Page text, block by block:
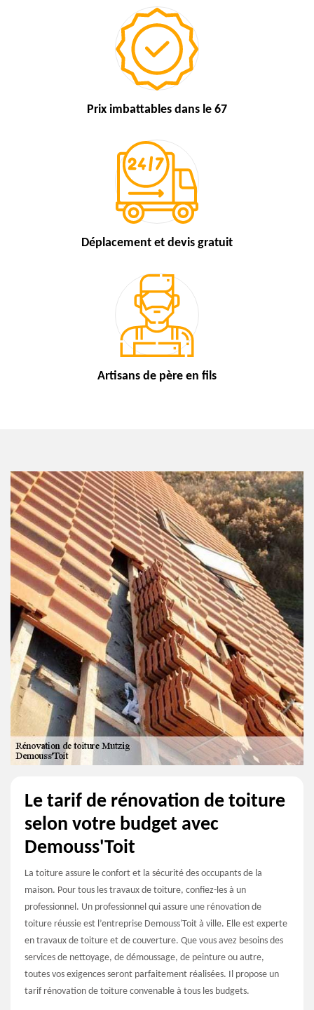
Prix imbattables dans le 67
Déplacement et devis gratuit
Artisans de père en fils
Le tarif de rénovation de toiture
selon votre budget avec
Demouss'Toit
La toiture assure le confort et la sécurité des occupants de la
maison. Pour tous les travaux de toiture, confiez-les à un
professionnel. Un professionnel qui assure une rénovation de
toiture réussie est l’entreprise Demouss'Toit à ville. Elle est experte
en travaux de toiture et de couverture. Que vous avez besoins des
services de nettoyage, de démoussage, de peinture ou autre,
toutes vos exigences seront parfaitement réalisées. Il propose un
tarif rénovation de toiture convenable à tous les budgets.